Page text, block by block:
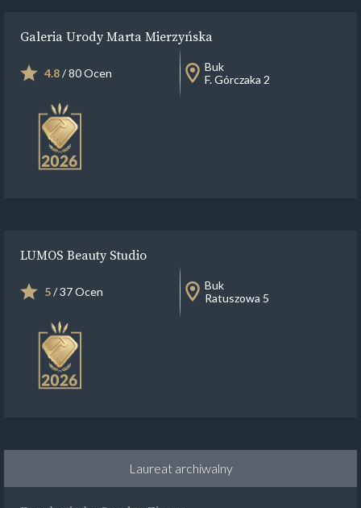
Galeria Urody Marta Mierzyńska
4.8/ 80 Ocen
Buk
F. Górczaka 2
LUMOS Beauty Studio
5/ 37 Ocen
Buk
Ratuszowa 5
Laureat archiwalny